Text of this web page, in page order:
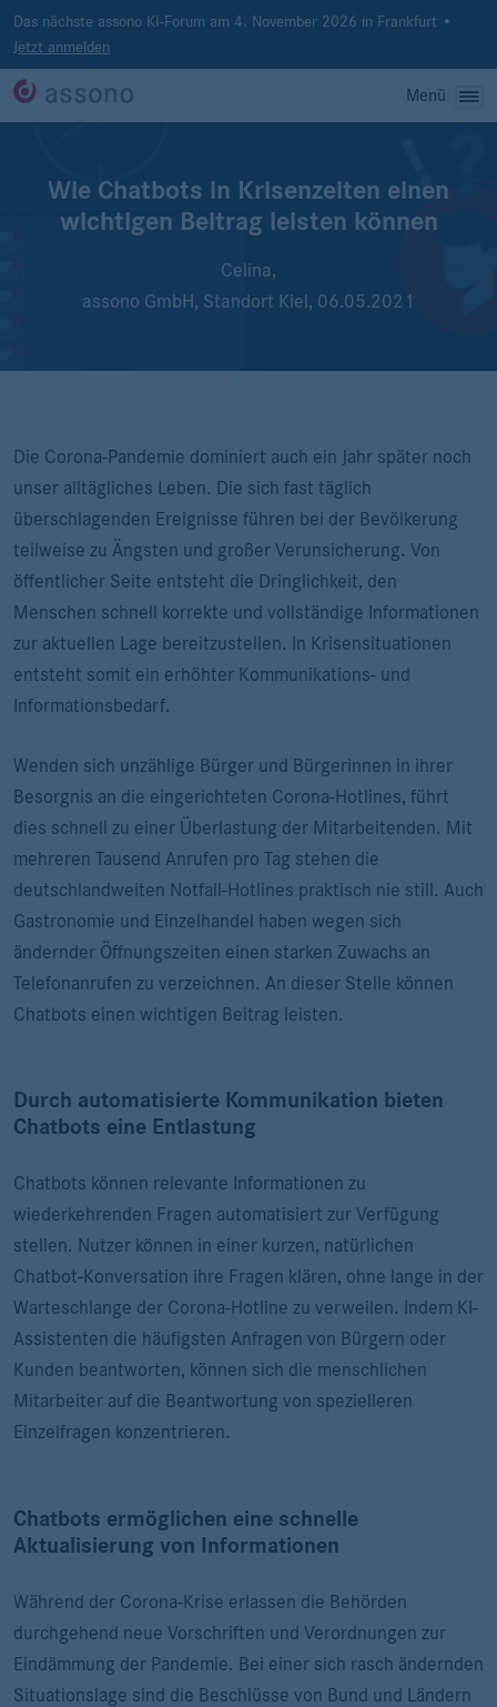
Das nächste assono KI-Forum am 4. November 2026 in Frankfurt •
Jetzt anmelden
Menü
Wie Chatbots in Krisenzeiten einen
wichtigen Beitrag leisten können
Celina,
assono GmbH, Standort Kiel, 06.05.2021
Die Corona-Pandemie dominiert auch ein Jahr später noch
unser alltägliches Leben. Die sich fast täglich
überschlagenden Ereignisse führen bei der Bevölkerung
teilweise zu Ängsten und großer Verunsicherung. Von
öffentlicher Seite entsteht die Dringlichkeit, den
Menschen schnell korrekte und vollständige Informationen
zur aktuellen Lage bereitzustellen. In Krisensituationen
entsteht somit ein erhöhter Kommunikations- und
Informationsbedarf.
Wenden sich unzählige Bürger und Bürgerinnen in ihrer
Besorgnis an die eingerichteten Corona-Hotlines, führt
dies schnell zu einer Überlastung der Mitarbeitenden. Mit
mehreren Tausend Anrufen pro Tag stehen die
deutschlandweiten Notfall-Hotlines praktisch nie still. Auch
Gastronomie und Einzelhandel haben wegen sich
ändernder Öffnungszeiten einen starken Zuwachs an
Telefonanrufen zu verzeichnen. An dieser Stelle können
Chatbots einen wichtigen Beitrag leisten.
Durch automatisierte Kommunikation bieten
Chatbots eine Entlastung
Chatbots können relevante Informationen zu
wiederkehrenden Fragen automatisiert zur Verfügung
stellen. Nutzer können in einer kurzen, natürlichen
Chatbot-Konversation ihre Fragen klären, ohne lange in der
Warteschlange der Corona-Hotline zu verweilen. Indem KI-
Assistenten die häufigsten Anfragen von Bürgern oder
Kunden beantworten, können sich die menschlichen
Mitarbeiter auf die Beantwortung von spezielleren
Einzelfragen konzentrieren.
Chatbots ermöglichen eine schnelle
Aktualisierung von Informationen
Während der Corona-Krise erlassen die Behörden
durchgehend neue Vorschriften und Verordnungen zur
Eindämmung der Pandemie. Bei einer sich rasch ändernden
Situationslage sind die Beschlüsse von Bund und Ländern